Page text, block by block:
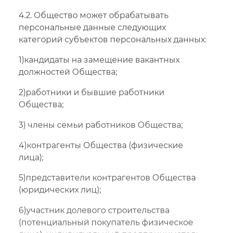
4.2. Общество может обрабатывать
персональные данные следующих
категорий субъектов персональных данных:
1)кандидаты на замещение вакантных
должностей Общества;
2)работники и бывшие работники
Общества;
3) члены семьи работников Общества;
4)контрагенты Общества (физические
лица);
5)представители контрагентов Общества
(юридических лиц);
6)участник долевого строительства
(потенциальный покупатель физическое